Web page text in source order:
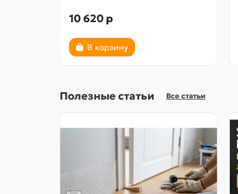
10 620 р
В корзину
Полезные статьи Все статьи